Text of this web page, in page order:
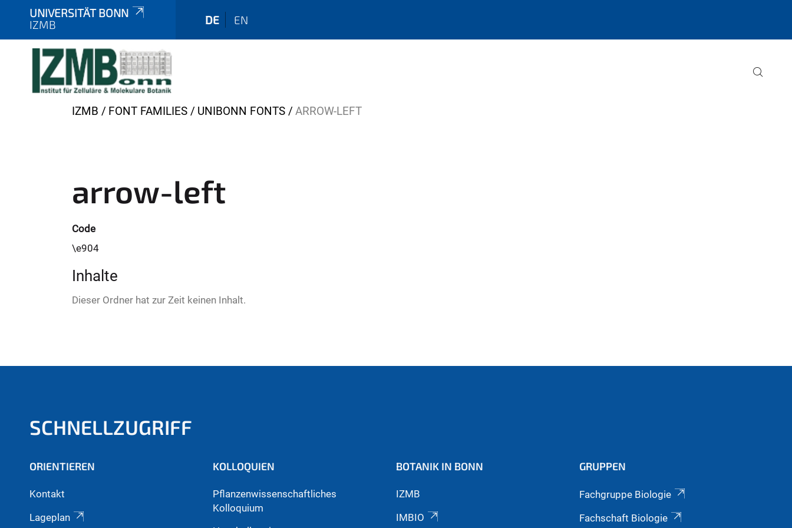
UNIVERSITÄT BONN
IZMB
DE EN
Y
e
h
e
e
:
IZMB FONT FAMILIES UNIBONN FONTS ARROW-LEFT
arrow-left
Code
\e904
Inhalte
Dieser Ordner hat zur Zeit keinen Inhalt.
SCHNELLZUGRIFF
ORIENTIEREN
Kontakt
Lageplan
KOLLOQUIEN
Pflanzenwissenschaftliches
Kolloquium
BOTANIK IN BONN
IZMB
IMBIO
GRUPPEN
Fachgruppe Biologie
Fachschaft Biologie